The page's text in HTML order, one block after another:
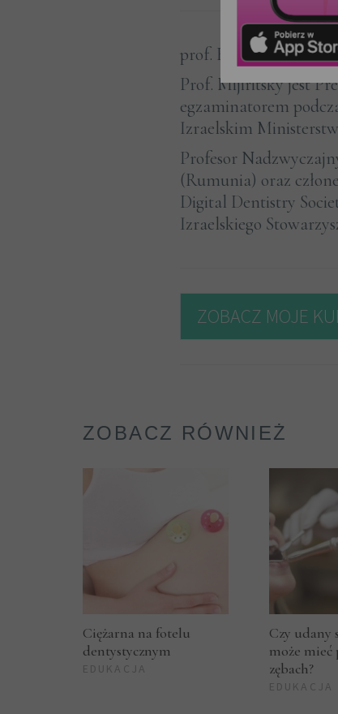
prof. Eitan Mijiritsky
Prof. Mijiritsky jest
egzaminatorem
Izraelskim
Profesor
(Rumunia) oraz
Digital Dentistry
Izraelskiego
ZOBACZ MOJE
ZOBACZ RÓWNIEŻ
Ciężarna na fotelu
dentystycznym
EDUKACJA
Czy udany
może mieć
zębach?
EDUKACJA